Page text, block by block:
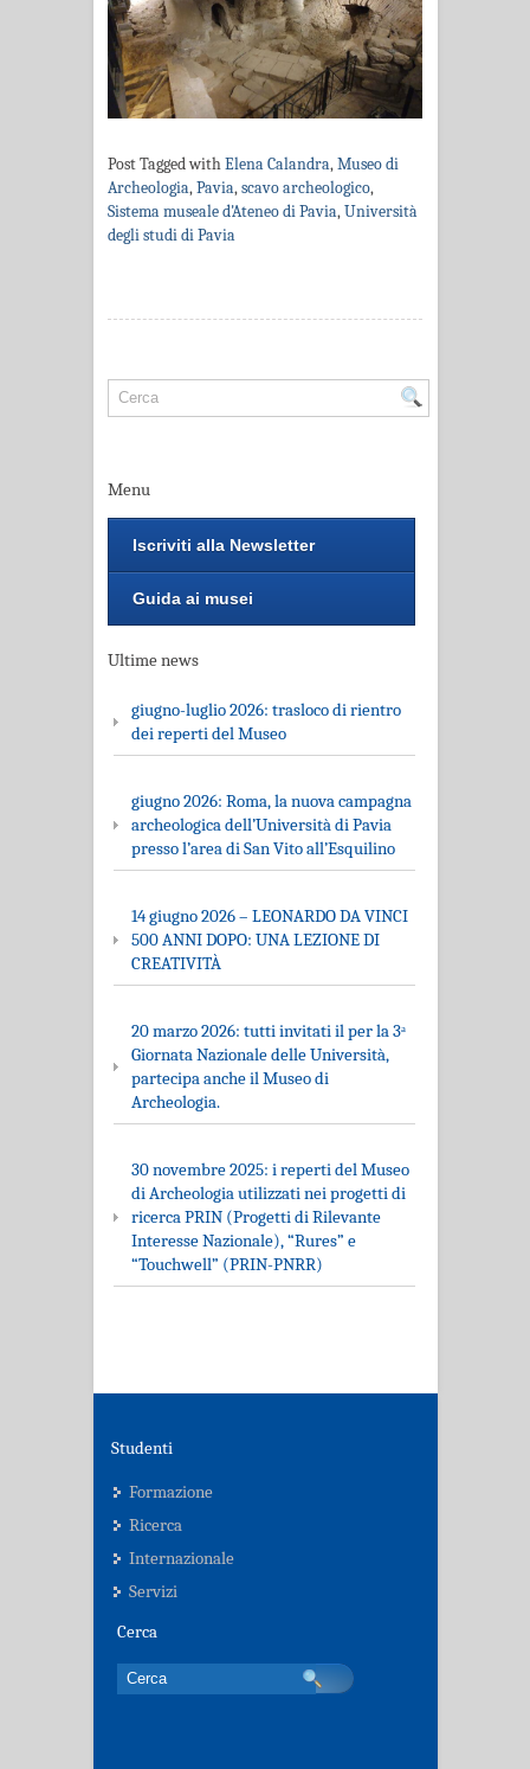
Post Tagged withElena Calandra,Museo di
Archeologia,Pavia,scavo archeologico,
Sistema museale d'Ateneo di Pavia,Università
degli studi di Pavia
Menu
Iscriviti alla Newsletter
Guida ai musei
Ultime news
giugno-luglio 2026: trasloco di rientro
dei reperti del Museo
giugno 2026: Roma, la nuova campagna
archeologica dell’Università di Pavia
presso l’area di San Vito all’Esquilino
14 giugno 2026 – LEONARDO DA VINCI
500 ANNI DOPO: UNA LEZIONE DI
CREATIVITÀ
20 marzo 2026: tutti invitati il per la 3ᵃ
Giornata Nazionale delle Università,
partecipa anche il Museo di
Archeologia.
30 novembre 2025: i reperti del Museo
di Archeologia utilizzati nei progetti di
ricerca PRIN (Progetti di Rilevante
Interesse Nazionale), “Rures” e
“Touchwell” (PRIN-PNRR)
Studenti
Formazione
Ricerca
Internazionale
Servizi
Cerca